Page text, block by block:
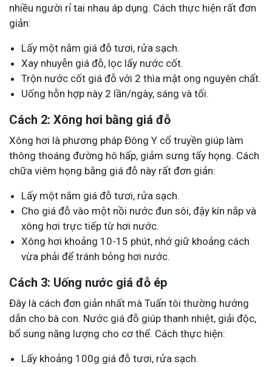
nhiều người rỉ tai nhau áp dụng. Cách thực hiện rất đơn
giản:
Lấy một nắm giá đỗ tươi, rửa sạch.
Xay nhuyễn giá đỗ, lọc lấy nước cốt.
Trộn nước cốt giá đỗ với 2 thìa mật ong nguyên chất.
Uống hỗn hợp này 2 lần/ngày, sáng và tối.
Cách 2: Xông hơi bằng giá đỗ
Xông hơi là phương pháp Đông Y cổ truyền giúp làm
thông thoáng đường hô hấp, giảm sưng tấy họng. Cách
chữa viêm họng bằng giá đỗ này rất đơn giản:
Lấy một nắm giá đỗ tươi, rửa sạch.
Cho giá đỗ vào một nồi nước đun sôi, đậy kín nắp và
xông hơi trực tiếp từ hơi nước.
Xông hơi khoảng 10-15 phút, nhớ giữ khoảng cách
vừa phải để tránh bỏng hơi nước.
Cách 3: Uống nước giá đỗ ép
Đây là cách đơn giản nhất mà Tuấn tôi thường hướng
dẫn cho bà con. Nước giá đỗ giúp thanh nhiệt, giải độc,
bổ sung năng lượng cho cơ thể. Cách thực hiện:
Lấy khoảng 100g giá đỗ tươi, rửa sạch.